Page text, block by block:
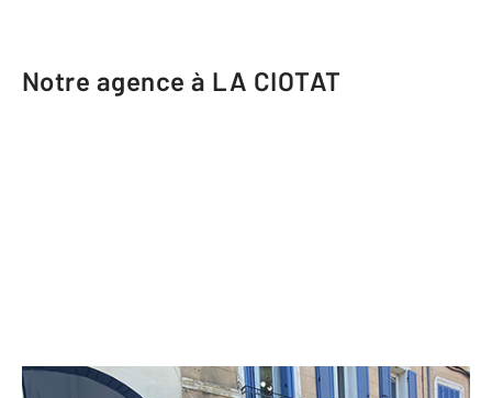
Notre agence à LA CIOTAT